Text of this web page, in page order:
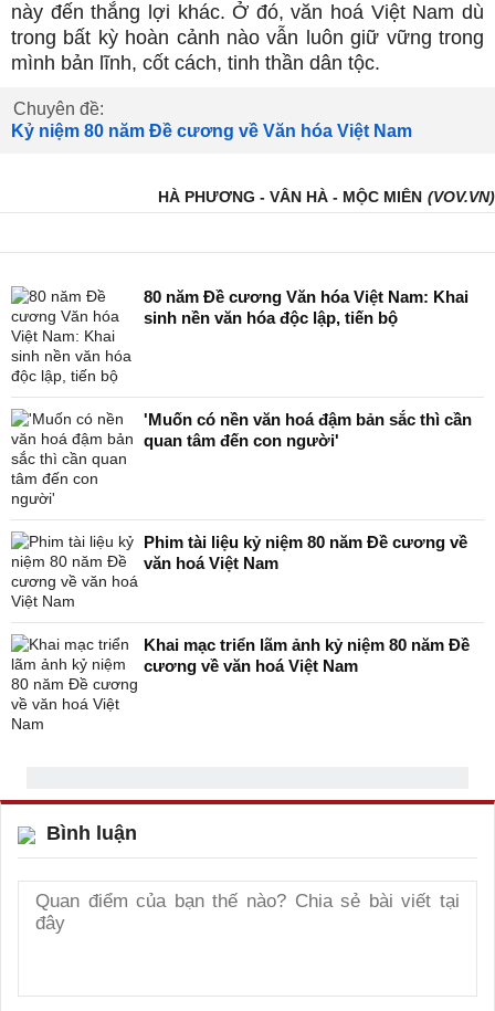
này đến thắng lợi khác. Ở đó, văn hoá Việt Nam dù
trong bất kỳ hoàn cảnh nào vẫn luôn giữ vững trong
mình bản lĩnh, cốt cách, tinh thần dân tộc.
Chuyên đề:
Kỷ niệm 80 năm Đề cương về Văn hóa Việt Nam
HÀ PHƯƠNG - VÂN HÀ - MỘC MIÊN (VOV.VN)
80 năm Đề cương Văn hóa Việt Nam: Khai
sinh nền văn hóa độc lập, tiến bộ
'Muốn có nền văn hoá đậm bản sắc thì cần
quan tâm đến con người'
Phim tài liệu kỷ niệm 80 năm Đề cương về
văn hoá Việt Nam
Khai mạc triển lãm ảnh kỷ niệm 80 năm Đề
cương về văn hoá Việt Nam
Bình luận